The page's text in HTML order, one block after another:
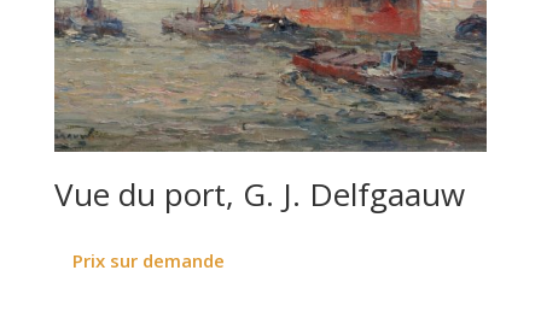
Vue du port, G. J. Delfgaauw
Prix sur demande